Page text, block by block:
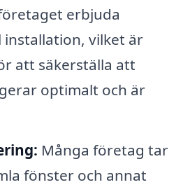
erbjuda
installation, vilket är
att säkerställa att
optimalt och är
Många företag tar
fönster och annat